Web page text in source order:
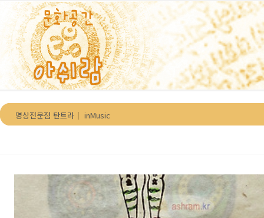
본문 바로가기
명상전문점 탄트라 ｜ inMusic